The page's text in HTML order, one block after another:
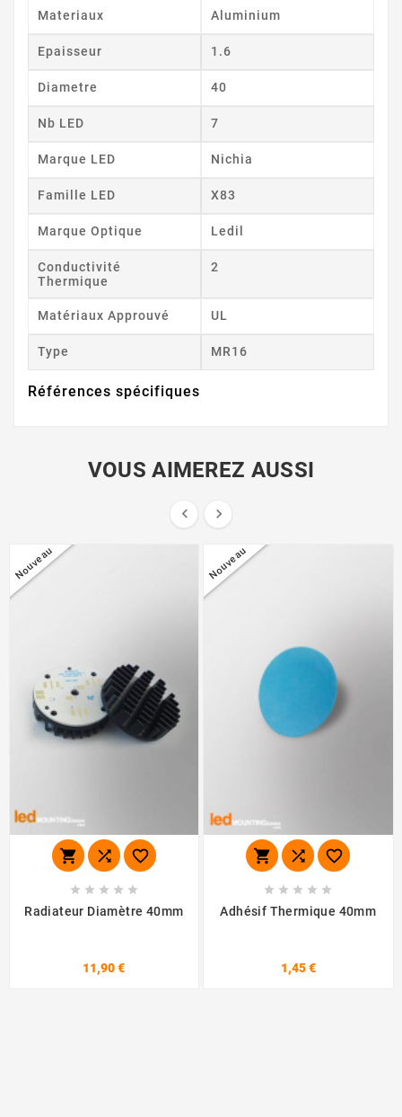
Materiaux Aluminium
Epaisseur 1.6
Diametre 40
Nb LED 7
Marque LED Nichia
Famille LED X83
Marque Optique Ledil
Conductivité
Thermique
2
Matériaux Approuvé UL
Type MR16
Références spécifiques
VOUS AIMEREZ AUSSI
 
Nouveau
  
    
Radiateur Diamètre 40mm
11,90 €
Nouveau
  
    
Adhésif Thermique 40mm
1,45 €